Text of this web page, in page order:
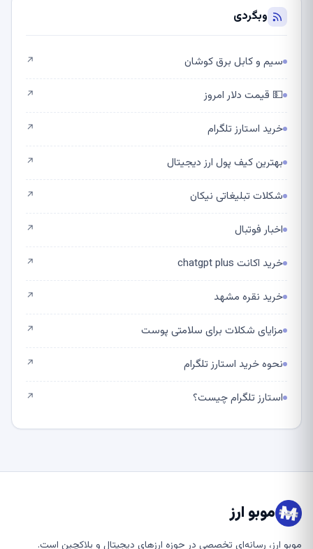
وبگردی
سیم و کابل برق کوشان ↗
💵 قیمت دلار امروز ↗
خرید استارز تلگرام ↗
بهترین کیف پول ارز دیجیتال ↗
شکلات تبلیغاتی نیکان ↗
اخبار فوتبال ↗
خرید اکانت chatgpt plus ↗
خرید نقره مشهد ↗
مزایای شکلات برای سلامتی پوست ↗
نحوه خرید استارز تلگرام ↗
استارز تلگرام چیست؟ ↗
موبو ارز
موبو ارز، رسانه‌ای تخصصی در حوزه ارزهای دیجیتال و بلاکچین است.